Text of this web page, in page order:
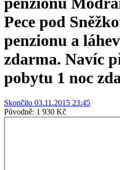
Pece pod
penzionu a
zdarma. Navíc
pobytu 1 noc
Skončilo 03.11.2015 23:45
Původně: 1 930 Kč